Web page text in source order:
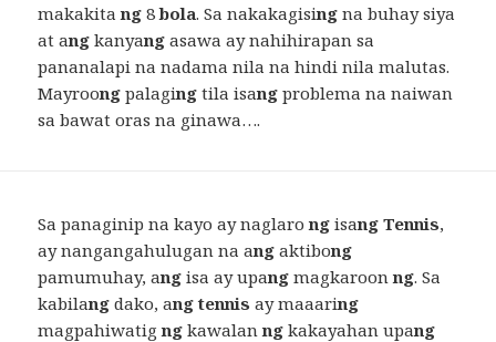
makakitang 8bola. Sa nakakagising na buhay siya
at ang kanyang asawa ay nahihirapan sa
pananalapi na nadama nila na hindi nila malutas.
Mayroong palaging tila isang problema na naiwan
sa bawat oras na ginawa….
Sa panaginip na kayo ay naglarong isang Tennis,
ay nangangahulugan na ang aktibong
pamumuhay, ang isa ay upang magkaroonng. Sa
kabilang dako, ang tennis ay maaaring
magpahiwatigng kawalanng kakayahan upang